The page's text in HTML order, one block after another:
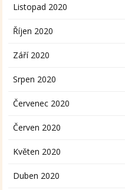
Listopad 2020
Říjen 2020
Září 2020
Srpen 2020
Červenec 2020
Červen 2020
Květen 2020
Duben 2020